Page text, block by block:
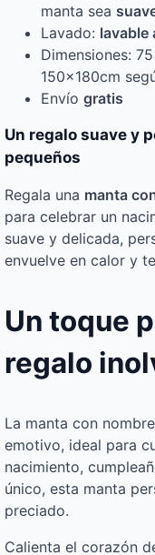
manta sea
Lavado: lavable
Dimensiones:
150x180cm
Envío gratis
Un regalo suave y
pequeños
Regala una manta
para celebrar un
suave y delicada,
envuelve en calor y
Un toque
regalo
La manta con
emotivo, ideal para
nacimiento,
único, esta manta
preciado.
Calienta el corazón